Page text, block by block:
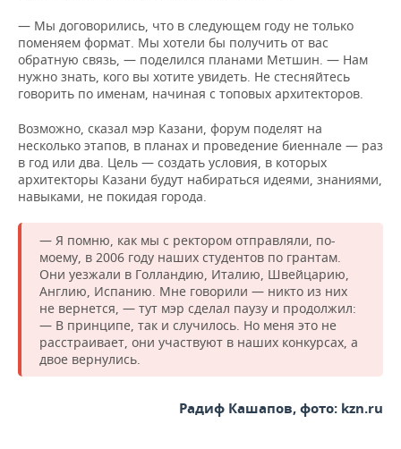
— Мы договорились, что в следующем году не только
поменяем формат. Мы хотели бы получить от вас
обратную связь, — поделился планами Метшин. — Нам
нужно знать, кого вы хотите увидеть. Не стесняйтесь
говорить по именам, начиная с топовых архитекторов.
Возможно, сказал мэр Казани, форум поделят на
несколько этапов, в планах и проведение биеннале — раз
в год или два. Цель — создать условия, в которых
архитекторы Казани будут набираться идеями, знаниями,
навыками, не покидая города.
— Я помню, как мы с ректором отправляли, по-
моему, в 2006 году наших студентов по грантам.
Они уезжали в Голландию, Италию, Швейцарию,
Англию, Испанию. Мне говорили — никто из них
не вернется, — тут мэр сделал паузу и продолжил:
— В принципе, так и случилось. Но меня это не
расстраивает, они участвуют в наших конкурсах, а
двое вернулись.
Радиф Кашапов, фото: kzn.ru